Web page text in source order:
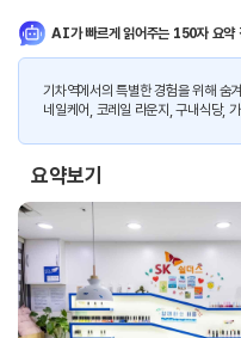
AI가 빠르게 읽어주는 150자 요약
기차역에서의 특별한 경험을 위해 숨
네일케어, 코레일 라운지, 구내식당,
요약보기